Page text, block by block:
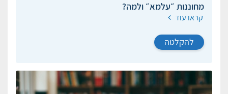
מחוננות ״עלמא״ ולמה?
קראו עוד
להקלטה